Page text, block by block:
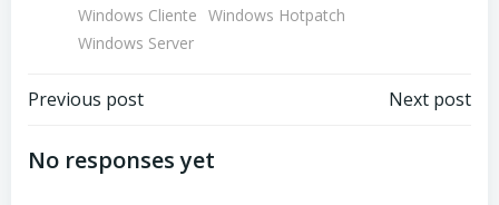
Windows Cliente Windows Hotpatch
Windows Server
Navegação
de
Previous post
Navegação
Next post
No responses yet